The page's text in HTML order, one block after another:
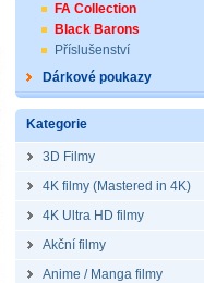
FA Collection
Black Barons
Příslušenství
Dárkové poukazy
Kategorie
3D Filmy
4K filmy (Mastered in 4K)
4K Ultra HD filmy
Akční filmy
Anime / Manga filmy